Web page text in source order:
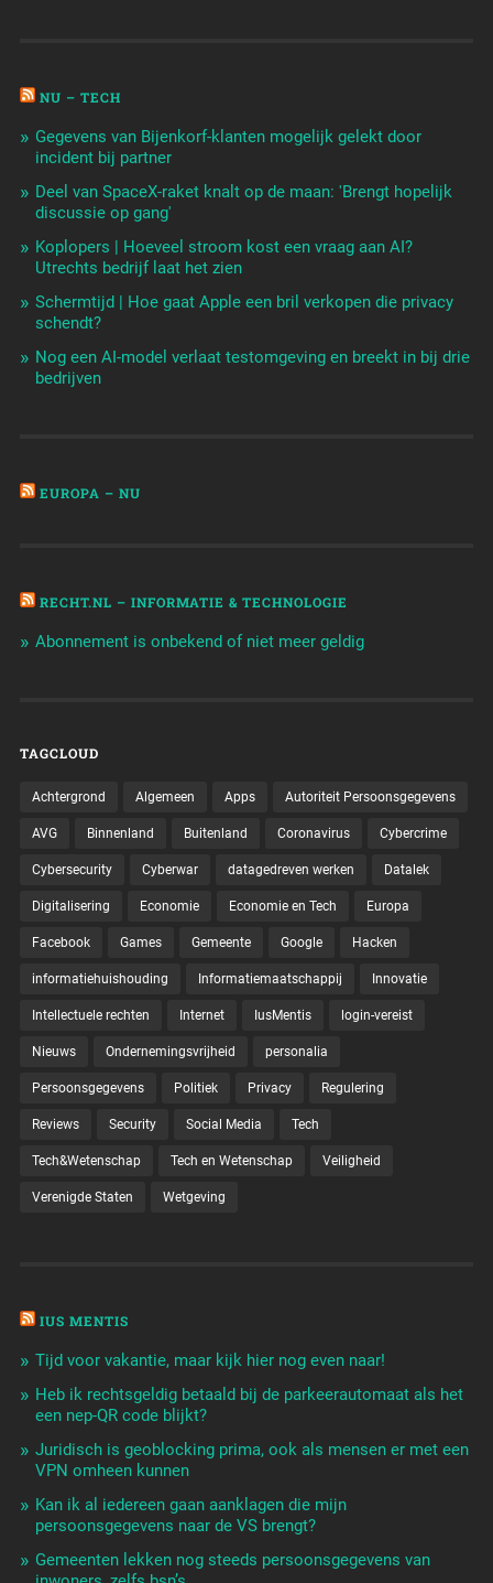
NU – TECH
Gegevens van Bijenkorf-klanten mogelijk gelekt door
incident bij partner
Deel van SpaceX-raket knalt op de maan: 'Brengt hopelijk
discussie op gang'
Koplopers | Hoeveel stroom kost een vraag aan AI?
Utrechts bedrijf laat het zien
Schermtijd | Hoe gaat Apple een bril verkopen die privacy
schendt?
Nog een AI-model verlaat testomgeving en breekt in bij drie
bedrijven
EUROPA – NU
RECHT.NL – INFORMATIE & TECHNOLOGIE
Abonnement is onbekend of niet meer geldig
TAGCLOUD
Achtergrond Algemeen Apps Autoriteit Persoonsgegevens
AVG Binnenland Buitenland Coronavirus Cybercrime
Cybersecurity Cyberwar datagedreven werken Datalek
Digitalisering Economie Economie en Tech Europa
Facebook Games Gemeente Google Hacken
informatiehuishouding Informatiemaatschappij Innovatie
Intellectuele rechten Internet IusMentis login-vereist
Nieuws Ondernemingsvrijheid personalia
Persoonsgegevens Politiek Privacy Regulering
Reviews Security Social Media Tech
Tech&Wetenschap Tech en Wetenschap Veiligheid
Verenigde Staten Wetgeving
IUS MENTIS
Tijd voor vakantie, maar kijk hier nog even naar!
Heb ik rechtsgeldig betaald bij de parkeerautomaat als het
een nep-QR code blijkt?
Juridisch is geoblocking prima, ook als mensen er met een
VPN omheen kunnen
Kan ik al iedereen gaan aanklagen die mijn
persoonsgegevens naar de VS brengt?
Gemeenten lekken nog steeds persoonsgegevens van